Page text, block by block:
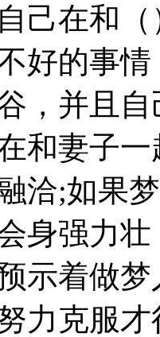
在和（
好的事
，并且
和妻子
洽;如果
身强力
示着做
力克服